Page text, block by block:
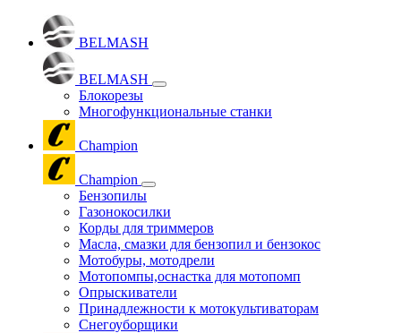
BELMASH
BELMASH
Блокорезы
Многофункциональные станки
Champion
Champion
Бензопилы
Газонокосилки
Корды для триммеров
Масла, смазки для бензопил и бензокос
Мотобуры, мотодрели
Мотопомпы,оснастка для мотопомп
Опрыскиватели
Принадлежности к мотокультиваторам
Снегоуборщики